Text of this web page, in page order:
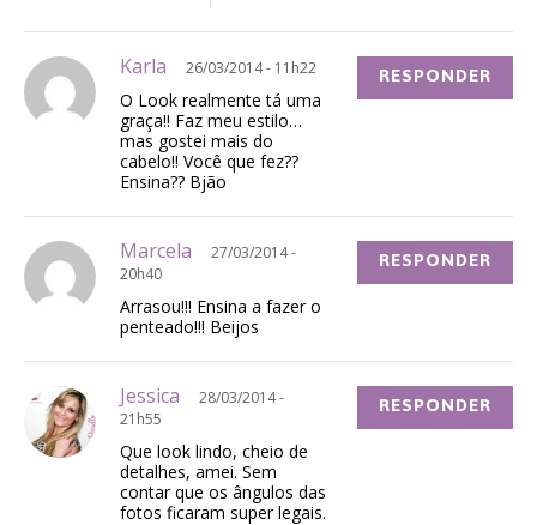
Karla 26/03/2014 - 11h22
O Look realmente tá uma
graça!! Faz meu estilo…
mas gostei mais do
cabelo!! Você que fez??
Ensina?? Bjão
RESPONDER
Marcela
27/03/2014 -
20h40
Arrasou!!! Ensina a fazer o
penteado!!! Beijos
RESPONDER
Jessica
28/03/2014 -
21h55
Que look lindo, cheio de
detalhes, amei. Sem
contar que os ângulos das
fotos ficaram super legais.
RESPONDER